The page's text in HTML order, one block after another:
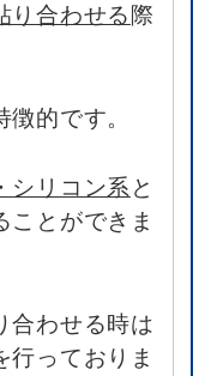
り合わせる 際
徴的です。
シリコン系と
ことができま
合わせる時は
行っておりま